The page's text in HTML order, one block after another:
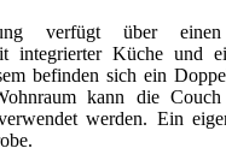
verfügt über einen
integrierter Küche und
befinden sich ein
kann die
werden. Ein